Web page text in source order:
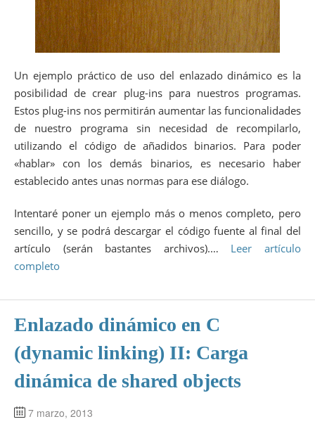
Un ejemplo práctico de uso del enlazado dinámico es la
posibilidad de crear plug-ins para nuestros programas.
Estos plug-ins nos permitirán aumentar las funcionalidades
de nuestro programa sin necesidad de recompilarlo,
utilizando el código de añadidos binarios. Para poder
«hablar» con los demás binarios, es necesario haber
establecido antes unas normas para ese diálogo.
Intentaré poner un ejemplo más o menos completo, pero
sencillo, y se podrá descargar el código fuente al final del
artículo (serán bastantes archivos).… Leer artículo
completo
Enlazado dinámico en C
(dynamic linking) II: Carga
dinámica de shared objects
7 marzo, 2013